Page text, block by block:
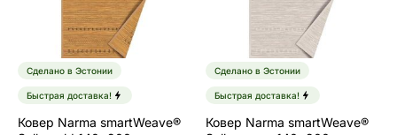
Сделано в Эстонии
Быстрая доставка!
Ковер Narma smartWeave®
Сделано в Эстонии
Быстрая доставка!
Ковер Narma smartWeave®